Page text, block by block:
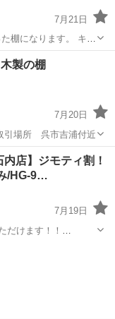
7月21日
棚になります。 キャ
た。 撮影時、掃除し
さ
んご
製の棚
7月20日
ルな棚 長期保存で少し埃があります。 取引場所 呉市吉浦付近
内店】ジモティ割！
/HG-9…
7月19日
だけます！！